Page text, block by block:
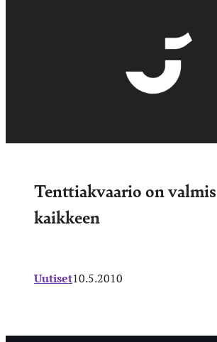
Tenttiakvaario on valmis
kaikkeen
Uutiset10.5.2010